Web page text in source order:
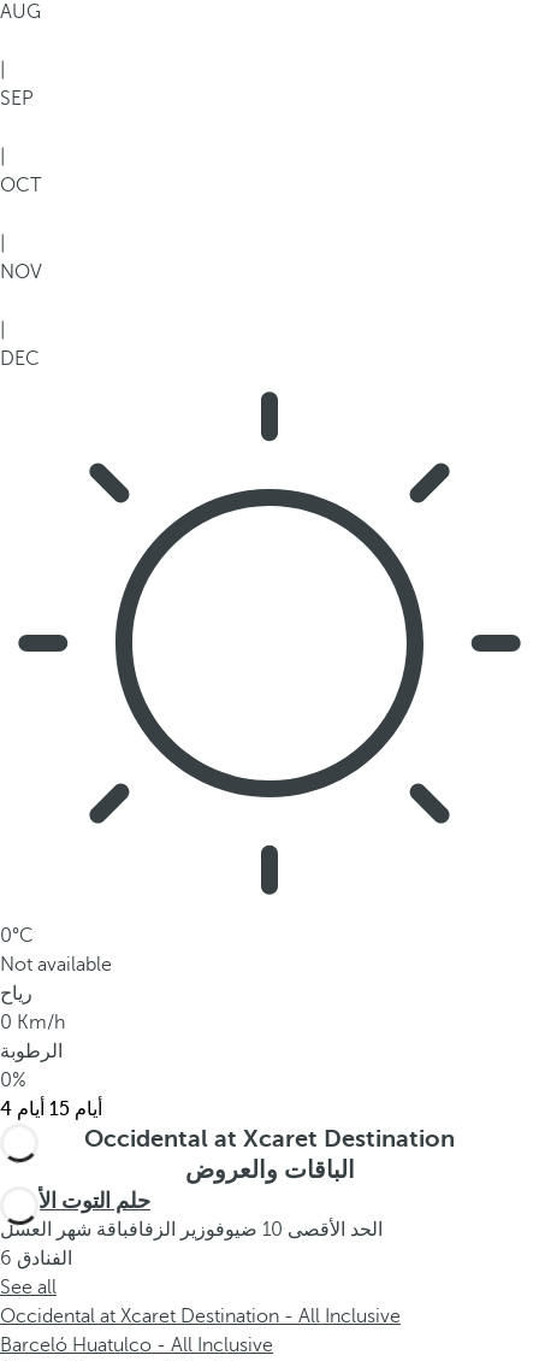
AUG
SEP
OCT
NOV
DEC
0°C
Not available
رياح
0 Km/h
الرطوبة
0%
4 أيام
15 أيام
Occidental at Xcaret Destination
الباقات والعروض
حلم التوت الأزرق
الحد الأقصى 10 ضيوف وزير الزفافباقة شهر العسل
الفنادق 6
See all
Occidental at Xcaret Destination - All Inclusive
Barceló Huatulco - All Inclusive